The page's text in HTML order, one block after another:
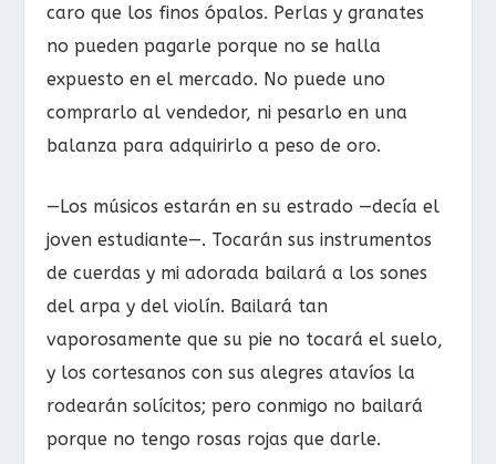
caro que los finos ópalos. Perlas y granates
no pueden pagarle porque no se halla
expuesto en el mercado. No puede uno
comprarlo al vendedor, ni pesarlo en una
balanza para adquirirlo a peso de oro.
—Los músicos estarán en su estrado —decía el
joven estudiante—. Tocarán sus instrumentos
de cuerdas y mi adorada bailará a los sones
del arpa y del violín. Bailará tan
vaporosamente que su pie no tocará el suelo,
y los cortesanos con sus alegres atavíos la
rodearán solícitos; pero conmigo no bailará
porque no tengo rosas rojas que darle.